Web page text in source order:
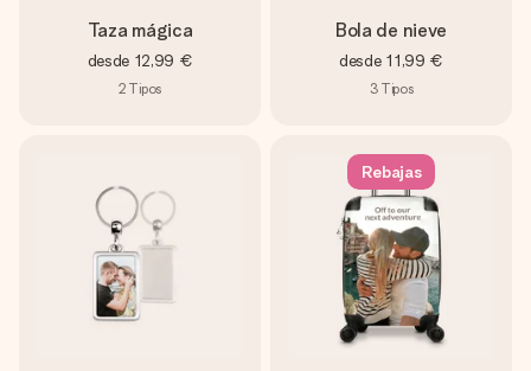
Taza mágica
desde 12,99 €
2 Tipos
Bola de nieve
desde 11,99 €
3 Tipos
Rebajas